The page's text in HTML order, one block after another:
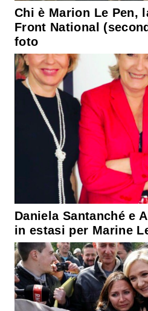
Chi è Marion Le Pen,
Front National
foto
Daniela Santanché e
in estasi per Marine